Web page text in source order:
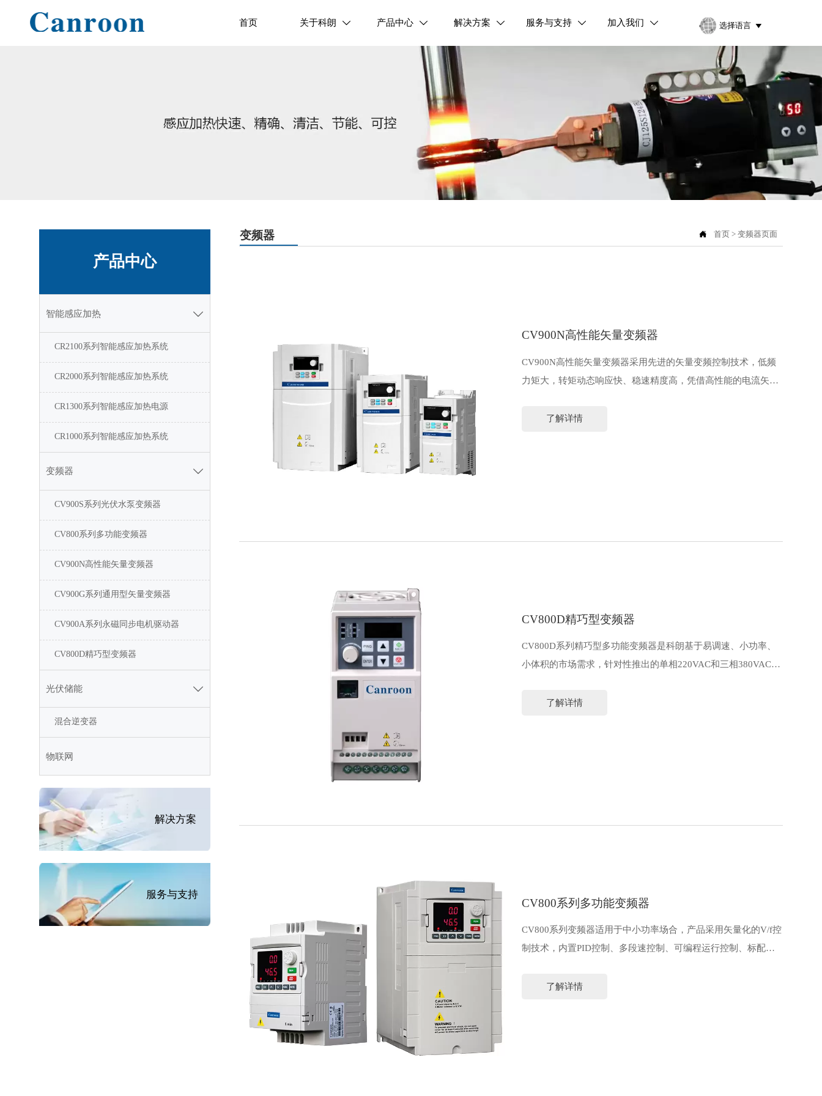
首页 关于科朗  产品中心  解决方案  服务与支持  加入我们  选择语言 
产品中心
智能感应加热 
CR2100系列智能感应加热系统
CR2000系列智能感应加热系统
CR1300系列智能感应加热电源
CR1000系列智能感应加热系统
变频器 
CV900S系列光伏水泵变频器
CV800系列多功能变频器
CV900N高性能矢量变频器
CV900G系列通用型矢量变频器
CV900A系列永磁同步电机驱动器
CV800D精巧型变频器
光伏储能 
混合逆变器
物联网
解决方案
服务与支持
变频器  首页> 变频器页面
CV900N高性能矢量变频器
CV900N高性能矢量变频器采用先进的矢量变频控制技术，低频
力矩大，转矩动态响应快、稳速精度高，凭借高性能的电流矢量
了解详情
CV800D精巧型变频器
CV800D系列精巧型多功能变频器是科朗基于易调速、小功率、
小体积的市场需求，针对性推出的单相220VAC和三相380VAC迷
CV800D作为一款小体积大能力的精巧型变频器产品，具有精巧
了解详情
CV800系列多功能变频器
CV800系列变频器适用于中小功率场合，产品采用矢量化的V/f控
制技术，内置PID控制、多段速控制、可编程运行控制、标配
了解详情